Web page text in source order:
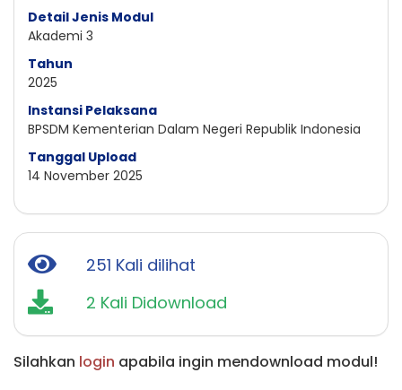
Detail Jenis Modul
Akademi 3
Tahun
2025
Instansi Pelaksana
BPSDM Kementerian Dalam Negeri Republik Indonesia
Tanggal Upload
14 November 2025
251 Kali dilihat
2 Kali Didownload
Silahkan login apabila ingin mendownload modul!